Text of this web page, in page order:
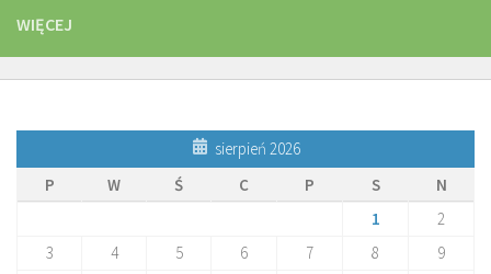
WIĘCEJ
sierpień 2026
P
W Ś C P S
N
1
2
3
4 5 6 7 8
9